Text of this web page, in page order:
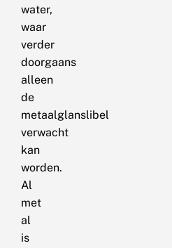
water,
waar
verder
doorgaans
alleen
de
metaalglanslibel
verwacht
kan
worden.
Al
met
al
is